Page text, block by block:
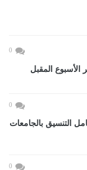
0
الأسبوع المقبل
0
خدمات معامل التنسيق بالجامعات
0